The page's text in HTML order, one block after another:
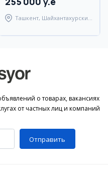
Ташкент, Шайхантахурский
о товарах, вакансиях
от частных лиц и компаний
Отправить